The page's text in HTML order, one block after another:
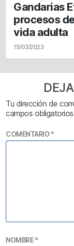
Gandarias
procesos
vida adulta
15/03/2023
Tu dirección de
campos
COMENTARIO *
NOMBRE*